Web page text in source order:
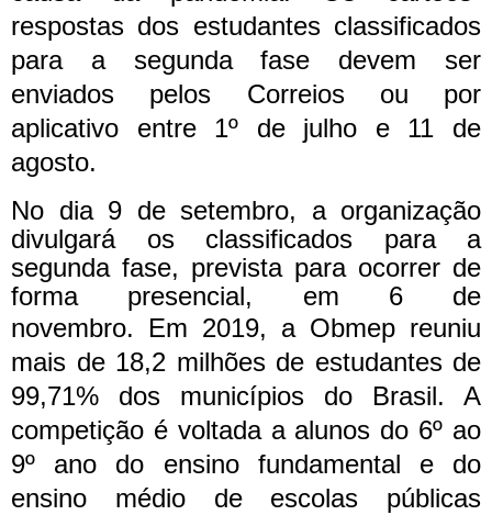
respostas dos estudantes classificados
para a segunda fase devem ser
enviados pelos Correios ou por
aplicativo entre 1º de julho e 11 de
agosto.
No dia 9 de setembro, a organização
divulgará os classificados para a
segunda fase, prevista para ocorrer de
forma presencial, em 6 de
novembro. Em 2019, a Obmep reuniu
mais de 18,2 milhões de estudantes de
99,71% dos municípios do Brasil. A
competição é voltada a alunos do 6º ao
9º ano do ensino fundamental e do
ensino médio de escolas públicas